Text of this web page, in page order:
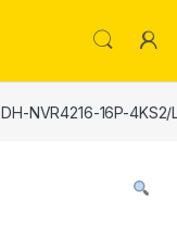
DH-NVR4216-16P-4KS2/